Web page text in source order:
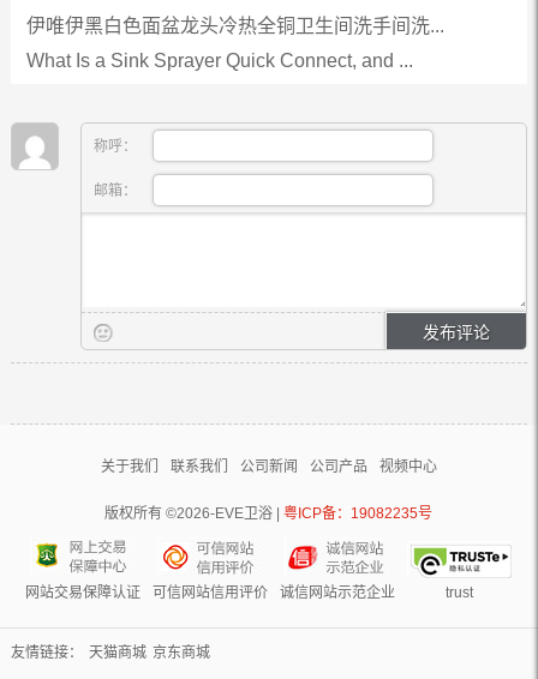
伊唯伊黑白色面盆龙头冷热全铜卫生间洗手间洗...
What Is a Sink Sprayer Quick Connect, and ...
称呼：
邮箱：
关于我们 联系我们 公司新闻 公司产品 视频中心
版权所有 ©2026-EVE卫浴 |粤ICP备：19082235号
网站交易保障认证 可信网站信用评价 诚信网站示范企业 trust
友情链接： 天猫商城 京东商城